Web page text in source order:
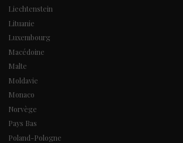
Liechtenstein
Lituanie
Luxembourg
Macédoine
Malte
Moldavie
Monaco
Norvège
Pays Bas
Poland-Pologne